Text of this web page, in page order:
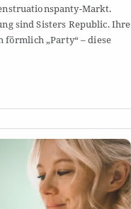
Markt.
sind Sisters Republic. Ihre
förmlich „Party“ – diese